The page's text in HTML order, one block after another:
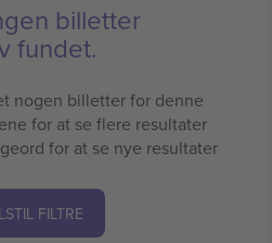
billetter
fundet.
nogen billetter for denne
for at se flere resultater
for at se nye resultater
FILTRE